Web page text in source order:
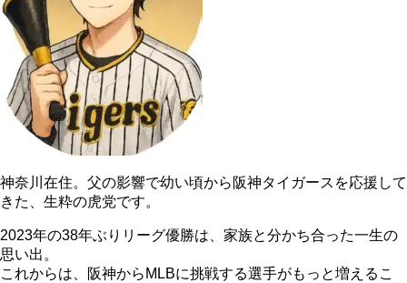
神奈川在住。父の影響で幼い頃から阪神タイガースを応援して
きた、生粋の虎党です。
2023年の38年ぶりリーグ優勝は、家族と分かち合った一生の
思い出。
これからは、阪神からMLBに挑戦する選手がもっと増えるこ